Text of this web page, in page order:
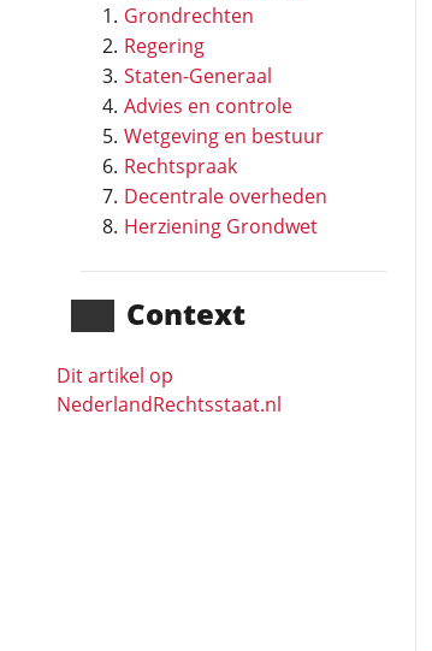
Grondrechten
Regering
Staten-Generaal
Advies en controle
Wetgeving en bestuur
Rechtspraak
Decentrale overheden
Herziening Grondwet
Context
Dit artikel op
NederlandRechts­staat.nl